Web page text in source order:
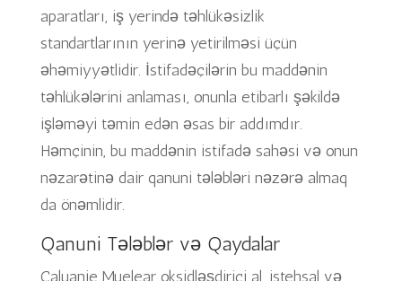
aparatları, iş yerində təhlükəsizlik
standartlarının yerinə yetirilməsi üçün
əhəmiyyətlidir. İstifadəçilərin bu maddənin
təhlükələrini anlaması, onunla etibarlı şəkildə
işləməyi təmin edən əsas bir addımdır.
Həmçinin, bu maddənin istifadə sahəsi və onun
nəzarətinə dair qanuni tələbləri nəzərə almaq
da önəmlidir.
Qanuni Tələblər və Qaydalar
Caluanie Muelear oksidləşdirici al, istehsal və